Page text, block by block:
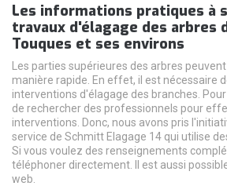
Les informations pratiques à
travaux d'élagage des arbres
Touques et ses environs
Les parties supérieures des arbres
manière rapide. En effet, il est nécessaire
interventions d'élagage des branches.
de rechercher des professionnels pour
interventions. Donc, nous avons pris
service de Schmitt Elagage 14 qui utilise
Si vous voulez des renseignements
téléphoner directement. Il est aussi
web.